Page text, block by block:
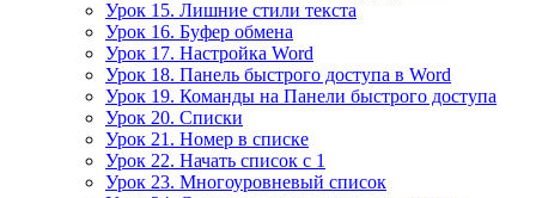
Урок 15. Лишние стили текста
Урок 16. Буфер обмена
Урок 17. Настройка Word
Урок 18. Панель быстрого доступа в Word
Урок 19. Команды на Панели быстрого доступа
Урок 20. Списки
Урок 21. Номер в списке
Урок 22. Начать список с 1
Урок 23. Многоуровневый список